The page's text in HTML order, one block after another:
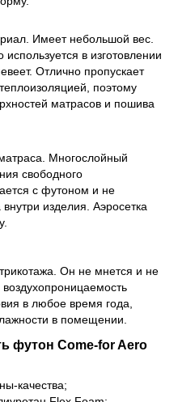
Имеет небольшой вес.
в изготовлении
Отлично пропускает
поэтому
матрасов и пошива
Многослойный
свободного
с футоном и не
изделия. Аэросетка
Он не мнется и не
в любое время года,
в помещении.
футон Come-for Aero
качества;